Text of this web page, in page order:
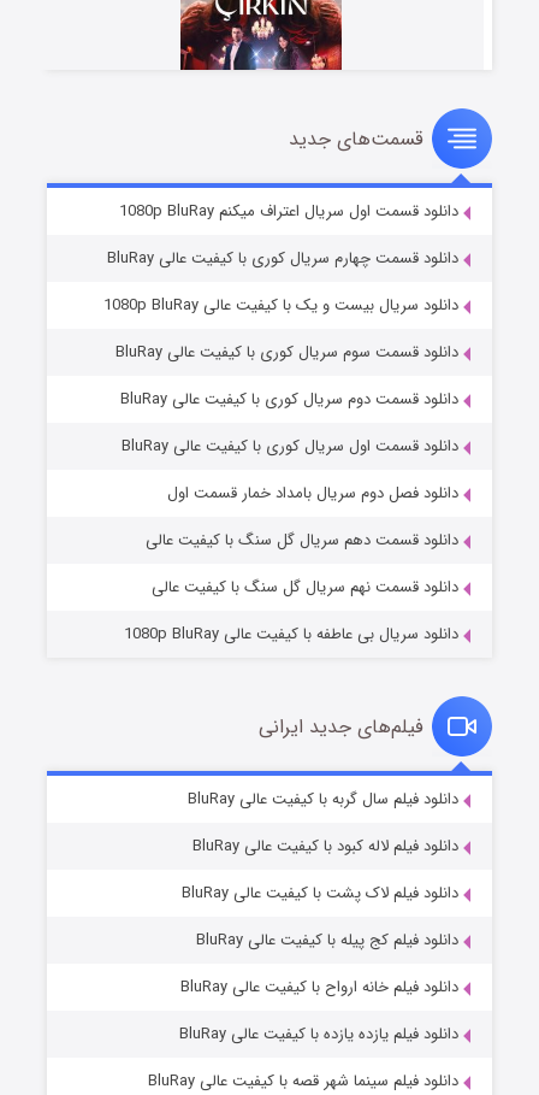
سریال زشت
قسمت۲ (زیرنویس) منتشر شد
مردگان متحرک: شهر مرده ۳
قسمت۲ (زیرنویس) منتشر شد
قسمت۷ (زیرنویس) منتشر شد
قسمت‌های جدید
دانلود قسمت اول سریال اعتراف میکنم 1080p BluRay
دانلود قسمت چهارم سریال کوری با کیفیت عالی BluRay
دانلود سریال بیست و یک با کیفیت عالی 1080p BluRay
دانلود قسمت سوم سریال کوری با کیفیت عالی BluRay
دانلود قسمت دوم سریال کوری با کیفیت عالی BluRay
دانلود قسمت اول سریال کوری با کیفیت عالی BluRay
دانلود فصل دوم سریال بامداد خمار قسمت اول
دانلود قسمت دهم سریال گل سنگ با کیفیت عالی
دانلود قسمت نهم سریال گل سنگ با کیفیت عالی
دانلود سریال بی عاطفه با کیفیت عالی 1080p BluRay
فیلم‌های جدید ایرانی
دانلود فیلم سال گربه با کیفیت عالی BluRay
دانلود فیلم لاله کبود با کیفیت عالی BluRay
دانلود فیلم لاک پشت با کیفیت عالی BluRay
دانلود فیلم کج‌ پیله با کیفیت عالی BluRay
دانلود فیلم خانه ارواح با کیفیت عالی BluRay
دانلود فیلم یازده یازده با کیفیت عالی BluRay
دانلود فیلم سینما شهر قصه با کیفیت عالی BluRay